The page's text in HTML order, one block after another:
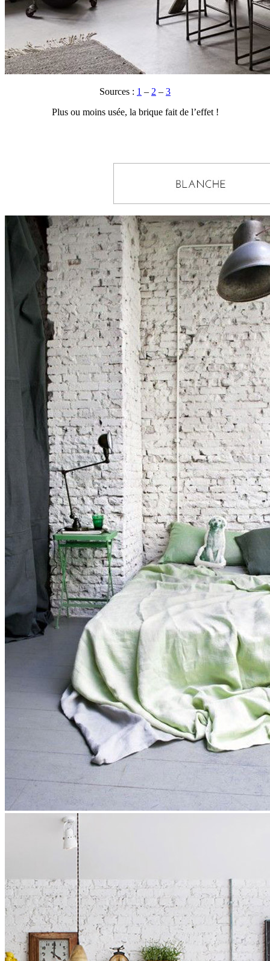
Sources : 1 – 2 – 3
Plus ou moins usée, la brique fait de l’effet !